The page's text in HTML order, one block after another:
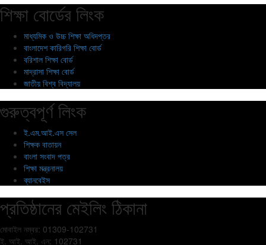
শিক্ষা বোর্ডের লিংক
মাধ্যমিক ও উচ্চ শিক্ষা অধিদপ্তর
বাংলাদেশ কারিগরি শিক্ষা বোর্ড
বরিশাল শিক্ষা বোর্ড
মাদ্রাসা শিক্ষা বোর্ড
জাতীয় বিশ্ব বিদ্যালয়
গুরুত্বপূর্ণ লিংক
ই.এম.আই.এস সেল
শিক্ষক বাতায়ন
বাংলা সংবাদ পত্র
শিক্ষা মন্ত্রনালয়
ব্যানবেইস
প্রতিষ্ঠানের মেইলিং ঠিকানা
মোবাইল নম্বর: 01309-102731
ই. আই. আই. এন: 102731